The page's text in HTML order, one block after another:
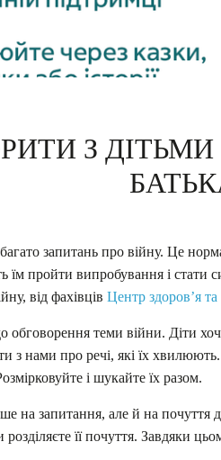
З
запитань про війну. Це
їм пройти випробування і стати
від фахівців Центр здоров’я та
обговорення теми війни. Діти
з нами про речі, які їх
і шукайте їх разом.
на запитання, але й на
її почуття. Завдяки